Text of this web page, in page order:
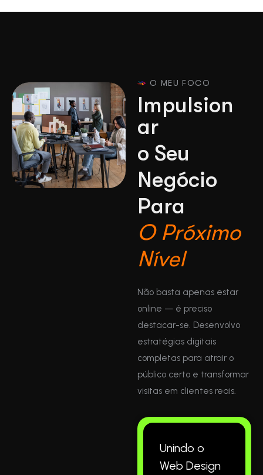
O MEU FOCO
Impulsion
ar
o Seu
Negócio
Para
O Próximo
Nível
Não basta apenas estar
online — é preciso
destacar-se. Desenvolvo
estratégias digitais
completas para atrair o
público certo e transformar
visitas em clientes reais.
Unindo o
Web Design